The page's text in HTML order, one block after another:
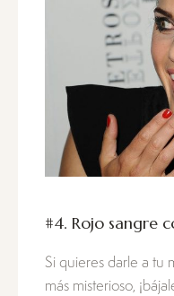
#4. Rojo sangre
Si quieres darle a tu
más misterioso,